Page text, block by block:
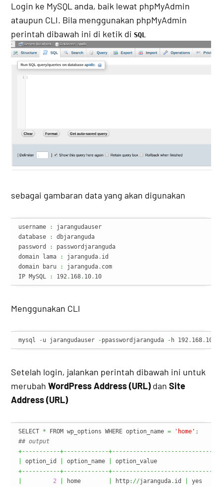
Login ke MySQL anda, baik lewat phpMyAdmin
ataupun CLI. Bila menggunakan phpMyAdmin
perintah dibawah ini di ketik di SQL
sebagai gambaran data yang akan digunakan
username :
jarangudauser
database
:
dbjaranguda
password
:
passwordjaranguda
domain lama
: jaranguda. id
domain baru
: jaranguda. com
IP MySQL
: 192. 168. 10. 10
Menggunakan CLI
mysql -u jarangudauser -ppasswordjaranguda - h 192. 168. 10
Setelah login, jalankan perintah dibawah ini untuk
merubahWordPress Address (URL)danSite
Address (URL)
SELECT * FROM wp_options WHERE option_name = 'home' ;
## output
+-----------+-------------+-------------------------------
option_id option_name option_value
+-----------+-------------+-------------------------------
2 home http://jaranguda. id